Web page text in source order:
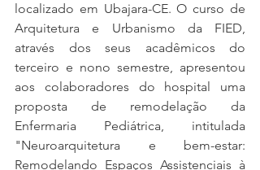
localizado em Ubajara-CE. O curso de
Arquitetura e Urbanismo da FIED,
através dos seus acadêmicos do
terceiro e nono semestre, apresentou
aos colaboradores do hospital uma
proposta de remodelação da
Enfermaria Pediátrica, intitulada
"Neuroarquitetura e bem-estar:
Remodelando Espaços Assistenciais à